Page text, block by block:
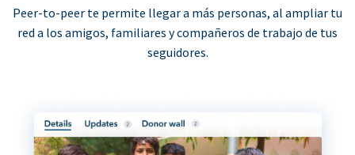
Peer-to-peer te permite llegar a más personas, al ampliar tu
red a los amigos, familiares y compañeros de trabajo de tus
seguidores.